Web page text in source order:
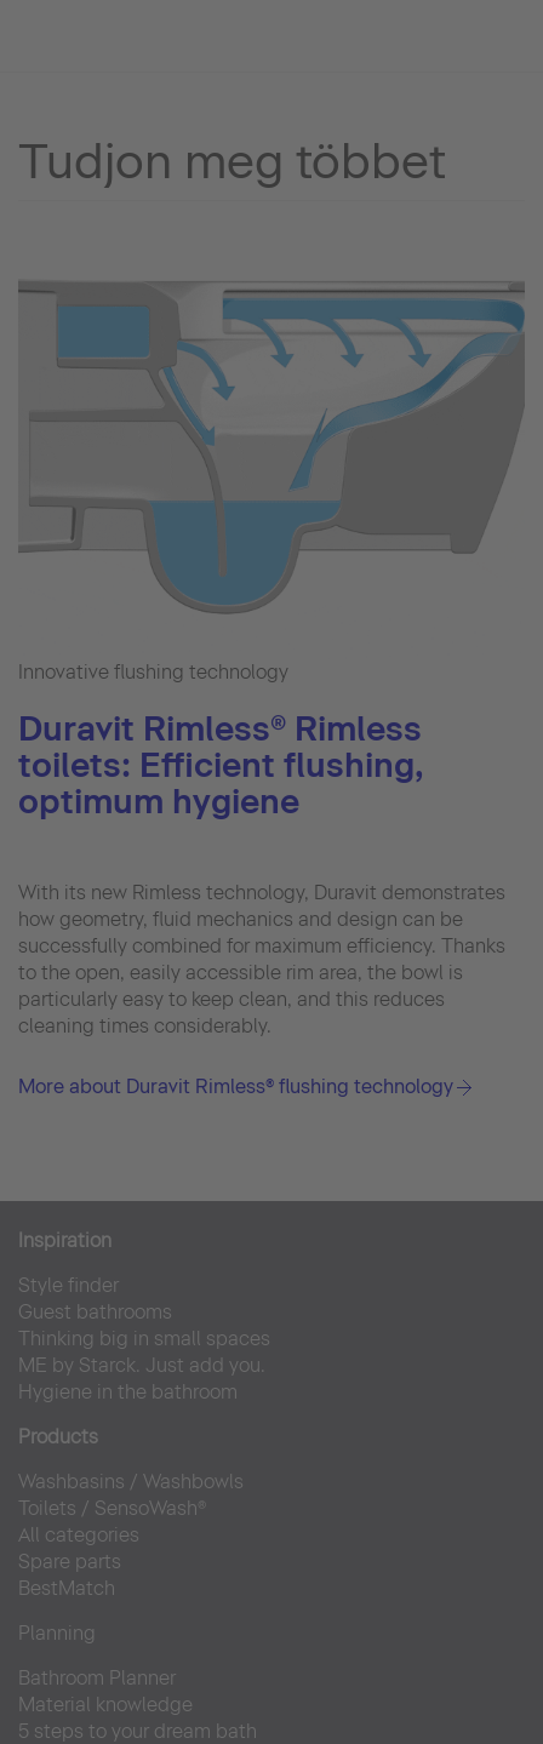
Tudjon meg többet
Innovative flushing technology
Duravit Rimless® Rimless
toilets: Efficient flushing,
optimum hygiene
With its new Rimless technology, Duravit demonstrates
how geometry, fluid mechanics and design can be
successfully combined for maximum efficiency. Thanks
to the open, easily accessible rim area, the bowl is
particularly easy to keep clean, and this reduces
cleaning times considerably.
More about Duravit Rimless® flushing technology
Inspiration
Style finder
Guest bathrooms
Thinking big in small spaces
ME by Starck. Just add you.
Hygiene in the bathroom
Products
Washbasins / Washbowls
Toilets / SensoWash®
All categories
Spare parts
BestMatch
Planning
Bathroom Planner
Material knowledge
5 steps to your dream bath